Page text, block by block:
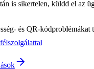
is sikertelen, küldd el az
és QR-kódproblémákat